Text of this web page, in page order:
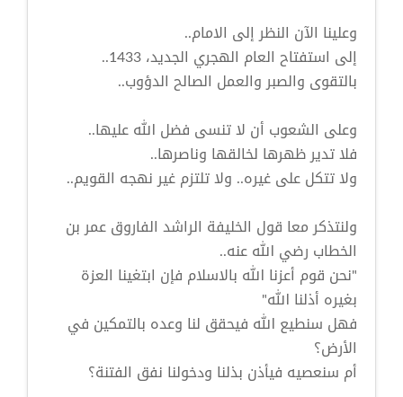
وعلينا الآن النظر إلى الامام..
إلى استفتاح العام الهجري الجديد، 1433..
بالتقوى والصبر والعمل الصالح الدؤوب..
وعلى الشعوب أن لا تنسى فضل الله عليها..
فلا تدير ظهرها لخالقها وناصرها..
ولا تتكل على غيره.. ولا تلتزم غير نهجه القويم..
ولنتذكر معا قول الخليفة الراشد الفاروق عمر بن
الخطاب رضي الله عنه..
"نحن قوم أعزنا الله بالاسلام فإن ابتغينا العزة
بغيره أذلنا الله"
فهل سنطيع الله فيحقق لنا وعده بالتمكين في
الأرض؟
أم سنعصيه فيأذن بذلنا ودخولنا نفق الفتنة؟